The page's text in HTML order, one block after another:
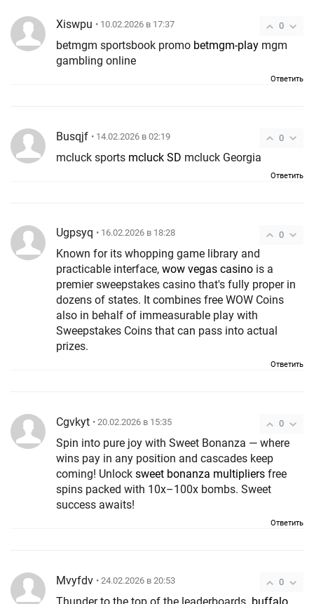
0
Xiswpu • 10.02.2026 в 17:37
betmgm sportsbook promo betmgm-play mgm
gambling online
Ответить
0
Busqjf • 14.02.2026 в 02:19
mcluck sports mcluck SD mcluck Georgia
Ответить
0
Ugpsyq • 16.02.2026 в 18:28
Known for its whopping game library and
practicable interface, wow vegas casino
premier sweepstakes casino that's fully proper in
dozens of states. It combines free WOW Coins
also in behalf of immeasurable play with
Sweepstakes Coins that can pass into actual
prizes.
Ответить
0
Cgvkyt • 20.02.2026 в 15:35
Spin into pure joy with Sweet Bonanza — where
wins pay in any position and cascades keep
coming! Unlock sweet bonanza multipliers free
spins packed with 10x–100x bombs. Sweet
success awaits!
Ответить
0
Mvyfdv • 24.02.2026 в 20:53